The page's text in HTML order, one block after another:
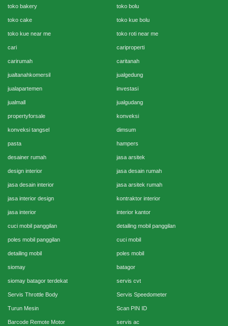
toko bakery toko bolu
toko cake toko kue bolu
toko kue near me toko roti near me
cari cariproperti
carirumah caritanah
jualtanahkomersil jualgedung
jualapartemen investasi
jualmall jualgudang
propertyforsale konveksi
konveksi tangsel dimsum
pasta hampers
desainer rumah jasa arsitek
design interior jasa desain rumah
jasa desain interior jasa arsitek rumah
jasa interior design kontraktor interior
jasa interior interior kantor
cuci mobil panggilan detailing mobil panggilan
poles mobil panggilan cuci mobil
detailing mobil poles mobil
siomay batagor
siomay batagor terdekat servis cvt
Servis Throttle Body Servis Speedometer
Turun Mesin Scan PIN ID
Barcode Remote Motor servis ac